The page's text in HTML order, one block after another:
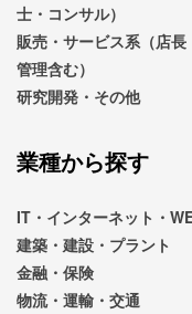
士・コンサル）
販売・サービス系（店長
管理含む）
研究開発・その他
業種から探す
IT・インターネット・
建築・建設・プラント
金融・保険
物流・運輸・交通